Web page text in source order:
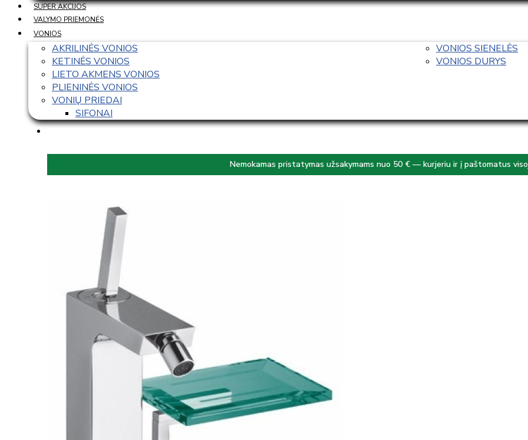
SUPER AKCIJOS
VALYMO PRIEMONĖS
VONIOS
AKRILINĖS VONIOS
KETINĖS VONIOS
LIETO AKMENS VONIOS
PLIENINĖS VONIOS
VONIŲ PRIEDAI
SIFONAI
VONIOS SIENELĖS
VONIOS DURYS
Nemokamas pristatymas užsakymams nuo 50 € — kurjeriu ir į paštomatus